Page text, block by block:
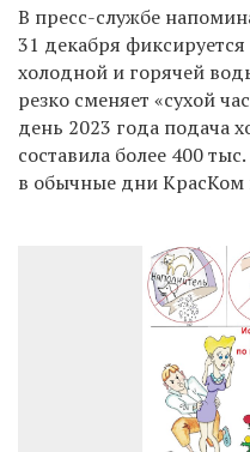
В пресс-службе
31 декабря
холодной и горячей
резко сменяет «сухой
день 2023 года подача
составила более 400
в обычные дни КрасКом